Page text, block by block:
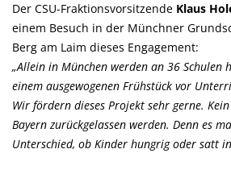
Der CSU-Fraktionsvorsitzende Klaus
einem Besuch in der Münchner
Berg am Laim dieses Engagement:
Allein in München werden an 36 Schulen
einem ausgewogenen Frühstück vor
Wir fördern dieses Projekt sehr gerne.
Bayern zurückgelassen werden. Denn es
Unterschied, ob Kinder hungrig oder satt